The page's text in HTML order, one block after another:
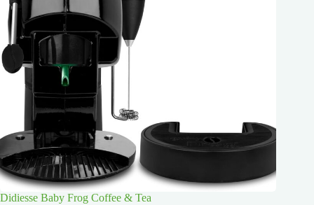
Didiesse Baby Frog Coffee & Tea